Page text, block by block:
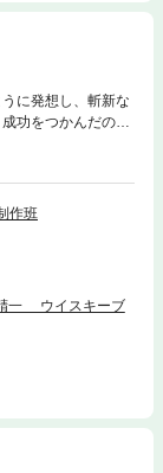
に発想し、斬新な
功をつかんだの
いるのか。NHKの
気で「仕事」を考
電子書籍シリー
ダー）優等生で
スキーの味と香り
だ。ときには、わ
」を求める輿水
に迫る。輿水精一
1973年 山梨大学工
わる／1985年 同
Challenge (IS
作班
一 ウイスキーブ